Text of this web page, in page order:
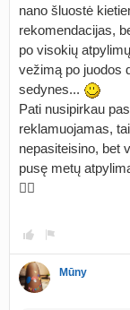
nano šluostė
rekomendacijas,
po visokių
vežimą po juodos
sedynes...
Pati nusipirkau
reklamuojamas,
nepasiteisino, bet
pusę metų
🤦‍♀️
Mūny